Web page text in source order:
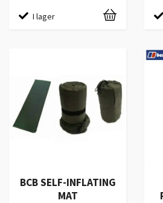
I lager
BCB SELF-INFLATING
MAT